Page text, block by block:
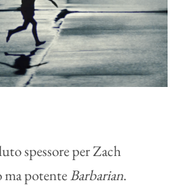
spessore per Zach
ma potenteBarbarian.